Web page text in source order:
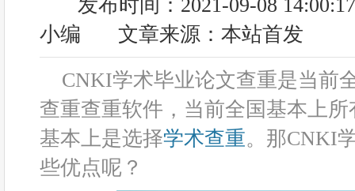
发布时间：2021-09-08 14:00:17
小编
文章来源：本站首发
CNKI学术毕业论文查重是当前
查重查重软件，当前全国基本上
基本上是选择学术查重。那CNKI
些优点呢？